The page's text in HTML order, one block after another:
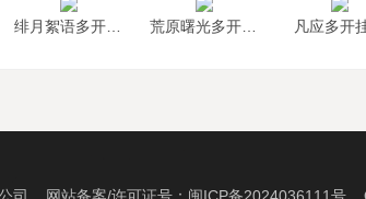
凡应多开
司 网站备案/许可证号： 闽ICP备2024036111号